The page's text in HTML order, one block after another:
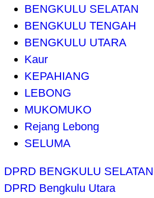
BENGKULU SELATAN
BENGKULU TENGAH
BENGKULU UTARA
Kaur
KEPAHIANG
LEBONG
MUKOMUKO
Rejang Lebong
SELUMA
DPRD BENGKULU SELATAN
DPRD Bengkulu Utara